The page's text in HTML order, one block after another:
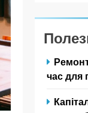
час для